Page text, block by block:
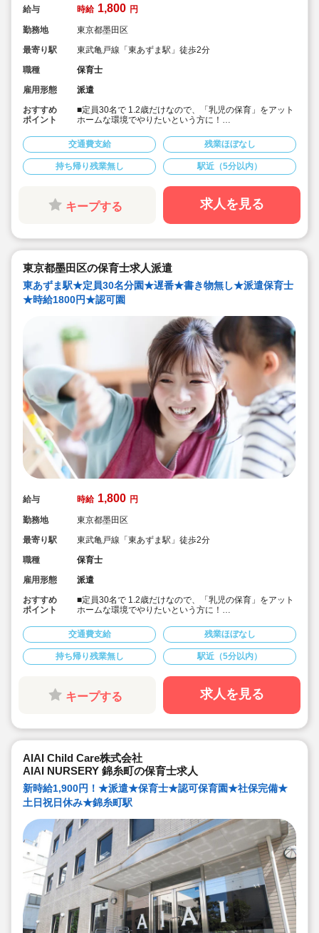
給与 時給 1,800 円
勤務地
東京都墨田区
最寄り駅
東武亀戸線「東あずま駅」徒歩2分
職種
保育士
雇用形態
派遣
おすすめ
ポイント
■定員30名で 1.2歳だけなので、「乳児の保育」をアット
ホームな環境でやりたいという方に！
■7時～の早番で終了時間の相談が可能です！
■時給1,800円＋交通費支給！
■本園ではキララサポートからの派遣保育士の方が就業中
です！
交通費支給 残業ほぼなし
持ち帰り残業無し 駅近（5分以内）
キープする 求人を見る
東京都墨田区の保育士求人派遣
東あずま駅★定員30名分園★遅番★書き物無し★派遣保育士
★時給1800円★認可園
給与 時給 1,800 円
勤務地
東京都墨田区
最寄り駅
東武亀戸線「東あずま駅」徒歩2分
職種
保育士
雇用形態
派遣
おすすめ
ポイント
■定員30名で 1.2歳だけなので、「乳児の保育」をアット
ホームな環境でやりたいという方に！
■19時までの遅番のポジションで、開始時間の相談が可
能です！
■時給1,800円＋交通費支給！
■本園ではキララサポートからの派遣保育士の方が就業中
交通費支給 残業ほぼなし
持ち帰り残業無し 駅近（5分以内）
キープする 求人を見る
AIAI Child Care株式会社
AIAI NURSERY 錦糸町の保育士求人
新時給1,900円！★派遣★保育士★認可保育園★社保完備★
土日祝日休み★錦糸町駅